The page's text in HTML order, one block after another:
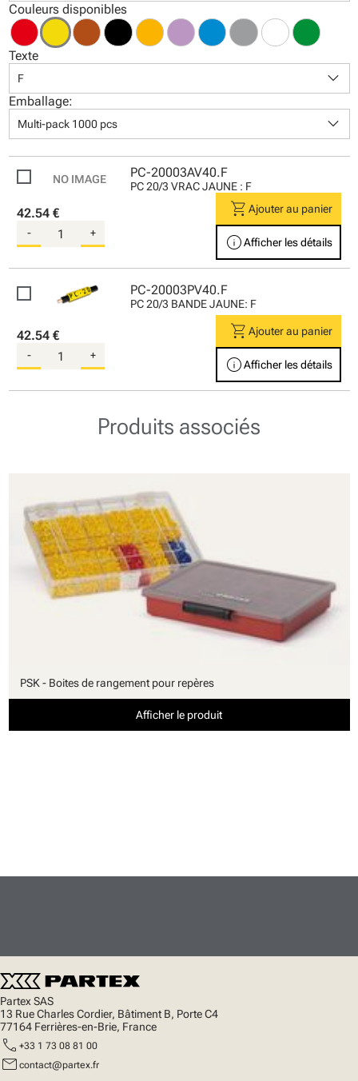
Couleurs disponibles
Texte
F keyboard_arrow_down
Emballage:
Multi-pack 1000 pcs keyboard_arrow_down
PC-20003AV40.F
PC 20/3 VRAC JAUNE : F
42.54 €
- +
shopping_cart Ajouter au panier
infoAfficher les détails
PC-20003PV40.F
PC 20/3 BANDE JAUNE: F
42.54 €
- +
shopping_cart Ajouter au panier
infoAfficher les détails
Produits associés
PSK - Boites de rangement pour repères
Afficher le produit
Partex SAS
13 Rue Charles Cordier, Bâtiment B, Porte C4
77164 Ferrières-en-Brie, France
call +33 1 73 08 81 00
mail contact@partex.fr